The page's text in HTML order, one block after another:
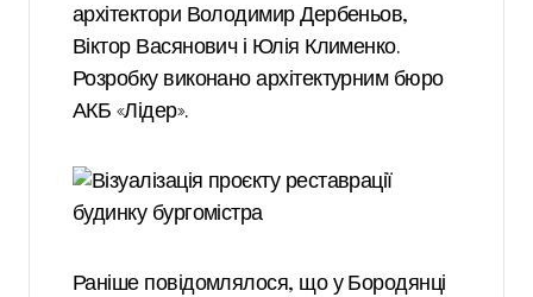
архітектори Володимир Дербеньов,
Віктор Васянович і Юлія Клименко.
Розробку виконано архітектурним бюро
АКБ «Лідер».
Раніше повідомлялося, що у Бородянці